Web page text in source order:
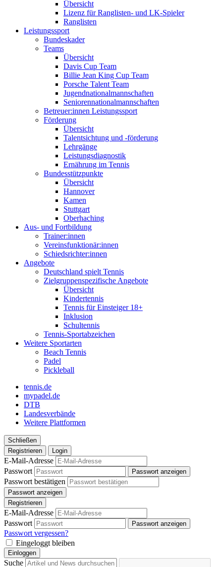
Übersicht
Lizenz für Ranglisten- und LK-Spieler
Ranglisten
Leistungssport
Bundeskader
Teams
Übersicht
Davis Cup Team
Billie Jean King Cup Team
Porsche Talent Team
Jugendnationalmannschaften
Seniorennationalmannschaften
Betreuer:innen Leistungssport
Förderung
Übersicht
Talentsichtung und -förderung
Lehrgänge
Leistungsdiagnostik
Ernährung im Tennis
Bundesstützpunkte
Übersicht
Hannover
Kamen
Stuttgart
Oberhaching
Aus- und Fortbildung
Trainer:innen
Vereinsfunktionär:innen
Schiedsrichter:innen
Angebote
Deutschland spielt Tennis
Zielgruppenspezifische Angebote
Übersicht
Kindertennis
Tennis für Einsteiger 18+
Inklusion
Schultennis
Tennis-Sportabzeichen
Weitere Sportarten
Beach Tennis
Padel
Pickleball
tennis.de
mypadel.de
DTB
Landesverbände
Weitere Plattformen
Schließen
Registrieren
Login
E-Mail-Adresse
Passwort
Passwort anzeigen
Passwort bestätigen
Passwort anzeigen
Registrieren
E-Mail-Adresse
Passwort
Passwort anzeigen
Passwort vergessen?
Eingeloggt bleiben
Einloggen
Suche